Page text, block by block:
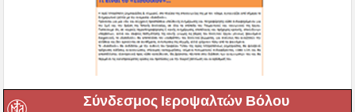
Σύνδεσμος Ιεροψαλτών Βόλου